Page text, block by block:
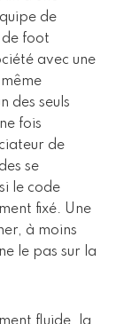
de
foot
avec une
des seuls
fois
de
se
le code
fixé. Une
à moins
le pas sur la